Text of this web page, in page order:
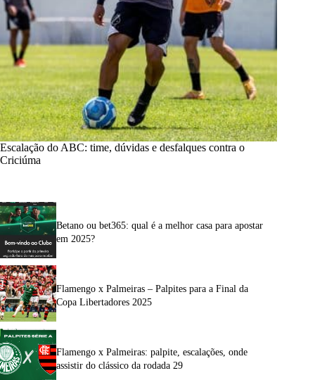
Escalação do ABC: time, dúvidas e desfalques contra o
Criciúma
Betano ou bet365: qual é a melhor casa para apostar
em 2025?
Flamengo x Palmeiras – Palpites para a Final da
Copa Libertadores 2025
Flamengo x Palmeiras: palpite, escalações, onde
assistir do clássico da rodada 29